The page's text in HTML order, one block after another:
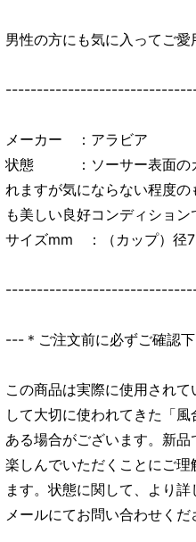
男性の方にも気に入ってご
メーカー ：アラビア
状態 ：ソーサー表面のカ
れますが気にならない程度
も美しい良好コンディション
サイズmm ：（カップ）径
---＊ご注文前に必ずご確認
この商品は実際に使用され
して大切に使われてきた「
ある場合がございます。新
楽しんでいただくことにご
ます。状態に関して、より
メールにてお問い合わせくだ